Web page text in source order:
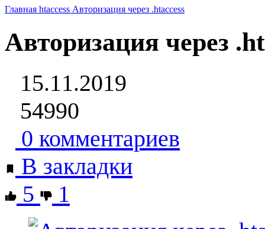
Главная htaccess Авторизация через .htaccess
Авторизация через
15.11.2019
54990
0 комментариев
В закладки
5
1